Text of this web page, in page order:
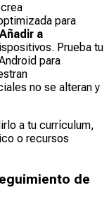
para
a
Prueba tu
para
no se alteran y
a tu currículum,
o recursos
de